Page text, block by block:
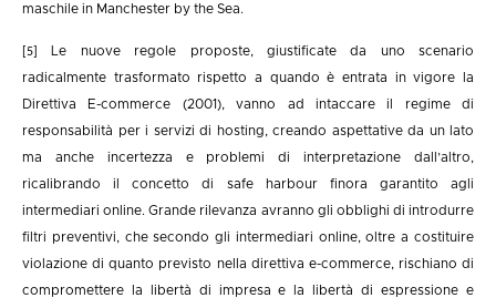
maschile in Manchester by the Sea.
[5]
Le nuove regole proposte, giustificate da uno scenario
radicalmente trasformato rispetto a quando è entrata in vigore la
Direttiva E-commerce (2001), vanno ad intaccare il regime di
responsabilità per i servizi di hosting, creando aspettative da un lato
ma anche incertezza e problemi di interpretazione dall’altro,
ricalibrando il concetto di safe harbour finora garantito agli
intermediari online. Grande rilevanza avranno gli obblighi di introdurre
filtri preventivi, che secondo gli intermediari online, oltre a costituire
violazione di quanto previsto nella direttiva e-commerce, rischiano di
compromettere la libertà di impresa e la libertà di espressione e